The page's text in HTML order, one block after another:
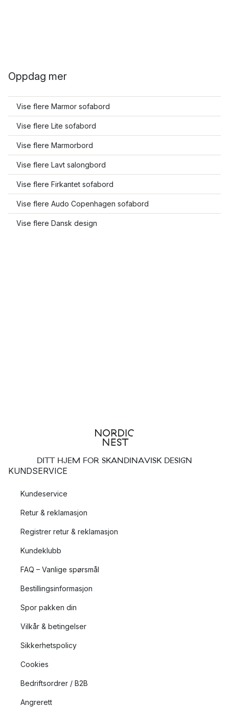
Oppdag mer
Vise flere Marmor sofabord
Vise flere Lite sofabord
Vise flere Marmorbord
Vise flere Lavt salongbord
Vise flere Firkantet sofabord
Vise flere Audo Copenhagen sofabord
Vise flere Dansk design
DITT HJEM FOR SKANDINAVISK DESIGN
KUNDSERVICE
Kundeservice
Retur & reklamasjon
Registrer retur & reklamasjon
Kundeklubb
FAQ – Vanlige spørsmål
Bestillingsinformasjon
Spor pakken din
Vilkår & betingelser
Sikkerhetspolicy
Cookies
Bedriftsordrer / B2B
Angrerett